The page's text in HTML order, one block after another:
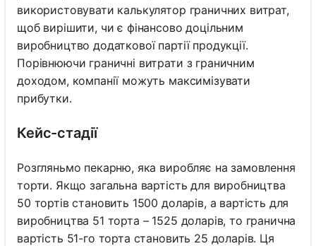
використовувати калькулятор граничних витрат,
щоб вирішити, чи є фінансово доцільним
виробництво додаткової партії продукції.
Порівнюючи граничні витрати з граничним
доходом, компанії можуть максимізувати
прибутки.
Кейс-стадії
Розгляньмо пекарню, яка виробляє на замовлення
торти. Якщо загальна вартість для виробництва
50 тортів становить 1500 доларів, а вартість для
виробництва 51 торта – 1525 доларів, то гранична
вартість 51-го торта становить 25 доларів. Ця